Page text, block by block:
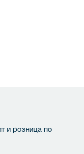
и розница по